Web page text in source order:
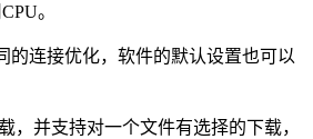
。
的连接优化，软件的默认设置也可以
，并支持对一个文件有选择的下载，